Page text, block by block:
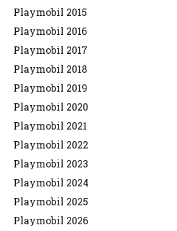
Playmobil 2015
Playmobil 2016
Playmobil 2017
Playmobil 2018
Playmobil 2019
Playmobil 2020
Playmobil 2021
Playmobil 2022
Playmobil 2023
Playmobil 2024
Playmobil 2025
Playmobil 2026